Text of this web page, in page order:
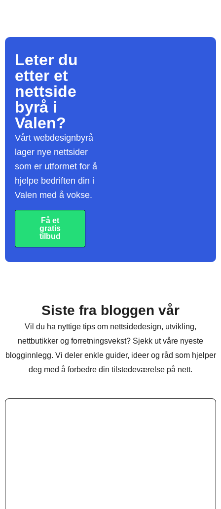
Leter du
etter et
nettside
byrå i
Valen?
Vårt webdesignbyrå
lager nye nettsider
som er utformet for å
hjelpe bedriften din i
Valen med å vokse.
Få et
gratis
tilbud
Siste fra bloggen vår
Vil du ha nyttige tips om nettsidedesign, utvikling,
nettbutikker og forretningsvekst? Sjekk ut våre nyeste
blogginnlegg. Vi deler enkle guider, ideer og råd som hjelper
deg med å forbedre din tilstedeværelse på nett.